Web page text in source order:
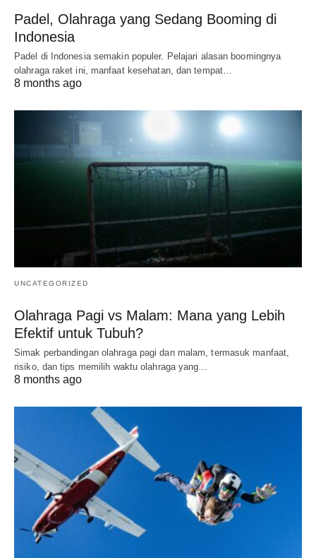
Padel, Olahraga yang Sedang Booming di
Indonesia
Padel di Indonesia semakin populer. Pelajari alasan boomingnya
olahraga raket ini, manfaat kesehatan, dan tempat…
8 months ago
UNCATEGORIZED
Olahraga Pagi vs Malam: Mana yang Lebih
Efektif untuk Tubuh?
Simak perbandingan olahraga pagi dan malam, termasuk manfaat,
risiko, dan tips memilih waktu olahraga yang…
8 months ago